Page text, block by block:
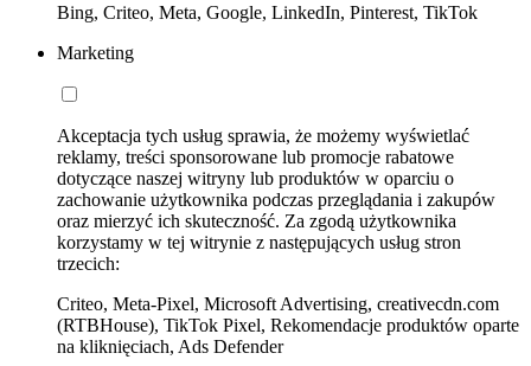
Bing, Criteo, Meta, Google, LinkedIn, Pinterest, TikTok
Marketing
Akceptacja tych usług sprawia, że możemy wyświetlać
reklamy, treści sponsorowane lub promocje rabatowe
dotyczące naszej witryny lub produktów w oparciu o
zachowanie użytkownika podczas przeglądania i zakupów
oraz mierzyć ich skuteczność. Za zgodą użytkownika
korzystamy w tej witrynie z następujących usług stron
trzecich:
Criteo, Meta-Pixel, Microsoft Advertising, creativecdn.com
(RTBHouse), TikTok Pixel, Rekomendacje produktów oparte
na kliknięciach, Ads Defender